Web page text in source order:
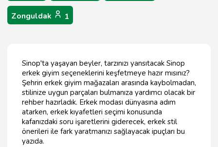
Zonguldak 1
Sinop'ta yaşayan beyler, tarzınızı yansıtacak Sinop
erkek giyim seçeneklerini keşfetmeye hazır mısınız?
Şehrin erkek giyim mağazaları arasında kaybolmadan,
stilinize uygun parçaları bulmanıza yardımcı olacak bir
rehber hazırladık. Erkek modası dünyasına adım
atarken, erkek kıyafetleri seçimi konusunda
kafanızdaki soru işaretlerini giderecek, erkek stil
önerileri ile fark yaratmanızı sağlayacak ipuçları bu
yazıda.